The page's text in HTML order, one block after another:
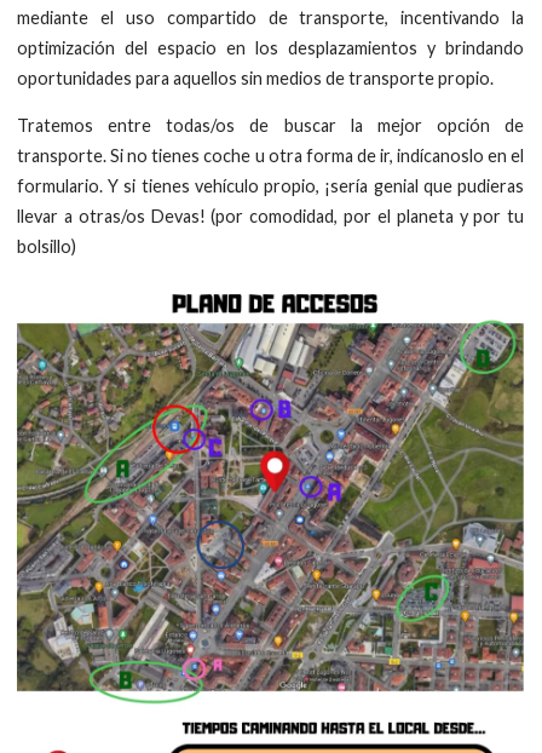
mediante el uso compartido de transporte, incentivando la
optimización del espacio en los desplazamientos y brindando
oportunidades para aquellos sin medios de transporte propio.
Tratemos entre todas/os de buscar la mejor opción de
transporte. Si no tienes coche u otra forma de ir, indícanoslo en el
formulario. Y si tienes vehículo propio, ¡sería genial que pudieras
llevar a otras/os Devas! (por comodidad, por el planeta y por tu
bolsillo)